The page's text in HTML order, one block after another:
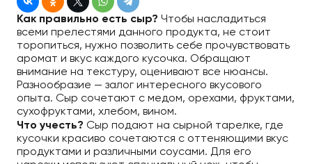
Как правильно есть сыр? Чтобы насладиться
всеми прелестями данного продукта, не стоит
торопиться, нужно позволить себе прочувствовать
аромат и вкус каждого кусочка. Обращают
внимание на текстуру, оценивают все нюансы.
Разнообразие — залог интересного вкусового
опыта. Сыр сочетают с медом, орехами, фруктами,
сухофруктами, хлебом, вином.
Что учесть? Сыр подают на сырной тарелке, где
кусочки красиво сочетаются с оттеняющими вкус
продуктами и различными соусами. Для его